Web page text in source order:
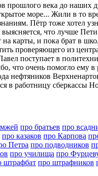
прошлого века до
море... Жили в то
Пётр тоже хотел
что лучше
карты, и пока брат в
проверяющего из
поступает в
что очень помогло ему
нефтяников
в работницу сберкассы
про братьев про
про казаков про Карпова
Петра про подводников
про училища про
штрафбат про штрафников